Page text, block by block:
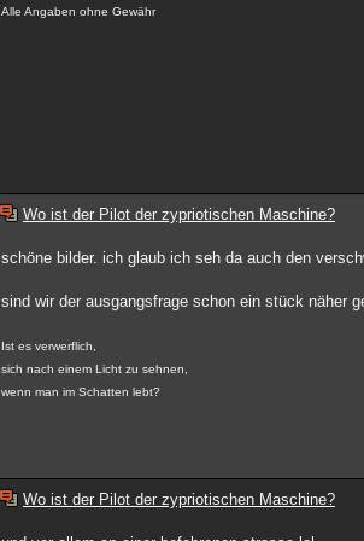
Alle Angaben ohne Gewähr
Wo ist der Pilot der zypriotischen Maschine?
schöne bilder. ich glaub ich seh da auch den
sind wir der ausgangsfrage schon ein stück näher
Ist es verwerflich,
sich nach einem Licht zu sehnen,
wenn man im Schatten lebt?
Wo ist der Pilot der zypriotischen Maschine?